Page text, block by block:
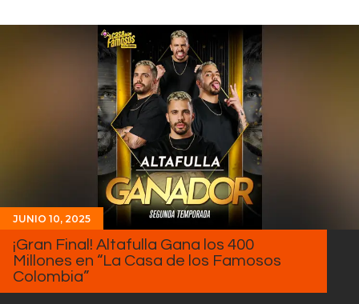
JUNIO 10, 2025
¡Gran Final! Altafulla Gana los 400
Millones en “La Casa de los Famosos
Colombia”